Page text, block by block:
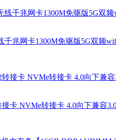
千兆网卡1300M免驱版5G双频
卡 NVMe转接卡 4.0向下兼容